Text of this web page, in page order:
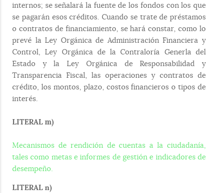
internos; se señalará la fuente de los fondos con los que
se pagarán esos créditos. Cuando se trate de préstamos
o contratos de financiamiento, se hará constar, como lo
prevé la Ley Orgánica de Administración Financiera y
Control, Ley Orgánica de la Contraloría Generla del
Estado y la Ley Orgánica de Responsabilidad y
Transparencia Fiscal, las operaciones y contratos de
crédito, los montos, plazo, costos financieros o tipos de
interés.
LITERAL m)
Mecanismos de rendición de cuentas a la ciudadanía,
tales como metas e informes de gestión e indicadores de
desempeño.
LITERAL n)